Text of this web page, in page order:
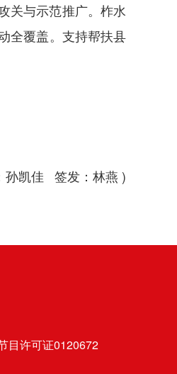
关与示范推广。柞水
全覆盖。支持帮扶县
孙凯佳 签发：林燕 )
目许可证0120672